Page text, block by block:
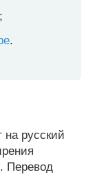
;
.
на русский
Перевод